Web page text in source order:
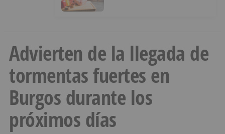
Advierten de la llegada de
tormentas fuertes en
Burgos durante los
próximos días